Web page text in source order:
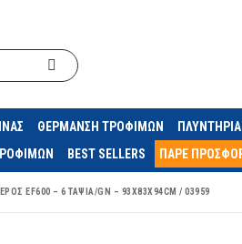
ΘΕΡΜΑΝΣΗ ΤΡΟΦΙΜΩΝ ΠΛΥΝΤΗΡΙΑ
BEST SELLERS ΠΑΡΕ
EF600 – 6 ΤΑΨΙΆ/GN – 93X83X94CM / 03959